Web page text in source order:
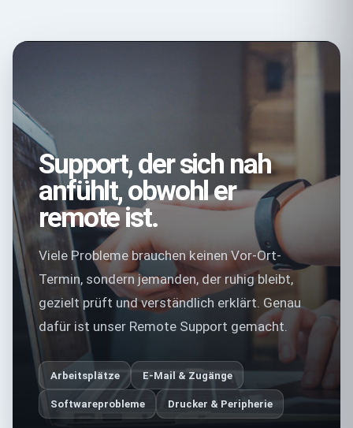
Support, der sich nah
anfühlt, obwohl er
remote ist.
Viele Probleme brauchen keinen Vor-Ort-
Termin, sondern jemanden, der ruhig bleibt,
gezielt prüft und verständlich erklärt. Genau
dafür ist unser Remote Support gemacht.
Arbeitsplätze E-Mail & Zugänge
Softwareprobleme Drucker & Peripherie